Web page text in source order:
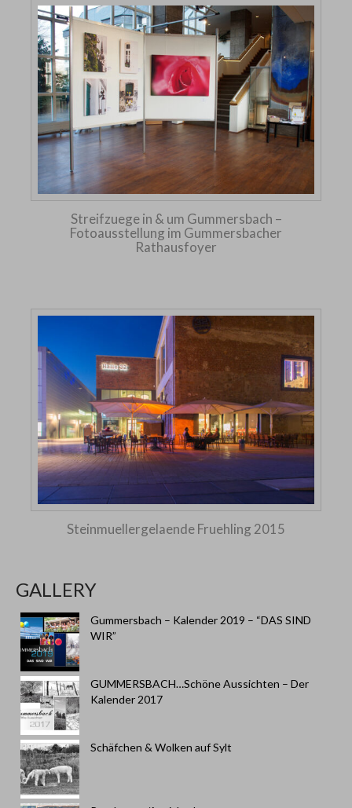
Streifzuege in & um Gummersbach –
Fotoausstellung im Gummersbacher
Rathausfoyer
Steinmuellergelaende Fruehling 2015
GALLERY
Gummersbach – Kalender 2019 – “DAS SIND
WIR”
GUMMERSBACH…Schöne Aussichten – Der
Kalender 2017
Schäfchen & Wolken auf Sylt